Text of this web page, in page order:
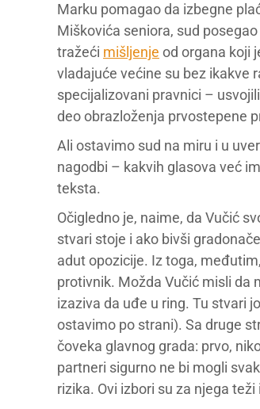
Marku pomagao da izbegne
Miškovića seniora, sud
tražeći mišljenje od organa koji
vladajuće većine su bez ikakve
specijalizovani pravnici –
deo obrazloženja prvostepene
Ali ostavimo sud na miru i u
nagodbi – kakvih glasova već
teksta.
Očigledno je, naime, da Vučić
stvari stoje i ako bivši
adut opozicije. Iz toga,
protivnik. Možda Vučić misli da
izaziva da uđe u ring. Tu stvari
ostavimo po strani). Sa druge
čoveka glavnog grada: prvo,
partneri sigurno ne bi mogli
rizika. Ovi izbori su za njega